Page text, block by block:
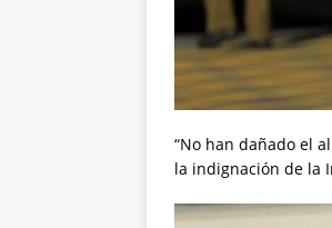
“No han dañado el
la indignación de la